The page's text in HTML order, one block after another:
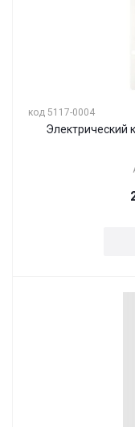
код 5117-0004
Электрический